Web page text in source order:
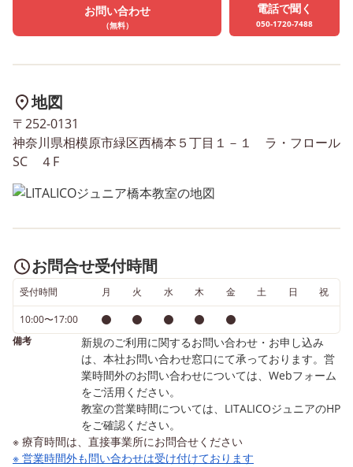
お問い合わせ
（無料）
電話で聞く
050-1720-7488
地図
〒252-0131
神奈川県相模原市緑区西橋本５丁目１－１ ラ・フロール
SC ４F
お問合せ受付時間
受付時間 月 火 水 木 金 土 日 祝
10:00〜17:00
備考
新規のご利用に関するお問い合わせ・お申し込み
は、本社お問い合わせ窓口にて承っております。営
業時間外のお問い合わせについては、Webフォーム
をご活用ください。
教室の営業時間については、LITALICOジュニアのHP
をご確認ください。
※ 療育時間は、直接事業所にお問合せください
※ 営業時間外も問い合わせは受け付けております